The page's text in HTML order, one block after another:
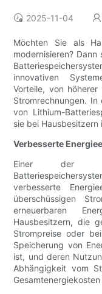
2025-11-04
Möchten Sie als
modernisieren?
innovativen
Vorteile, von
Stromrechnungen.
von Lithium-
sie bei
Verbesserte
Einer der
verbesserte
überschüssigen
erneuerbaren
Hausbesitzern, die
Strompreise oder
Speicherung von
ist, und deren
Abhängigkeit vom